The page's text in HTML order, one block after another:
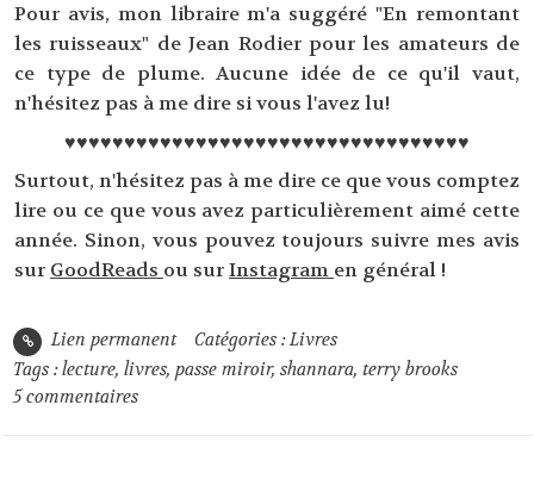
Pour avis, mon libraire m'a suggéré "En remontant
les ruisseaux" de Jean Rodier pour les amateurs de
ce type de plume. Aucune idée de ce qu'il vaut,
n'hésitez pas à me dire si vous l'avez lu!
♥♥♥♥♥♥♥♥♥♥♥♥♥♥♥♥♥♥♥♥♥♥♥♥♥♥♥♥♥♥♥♥♥♥
Surtout, n'hésitez pas à me dire ce que vous comptez
lire ou ce que vous avez particulièrement aimé cette
année. Sinon, vous pouvez toujours suivre mes avis
sur GoodReads ou surInstagram en général !
Lien permanent Catégories :Livres
Tags :lecture,livres,passe miroir,shannara,terry brooks
5 commentaires